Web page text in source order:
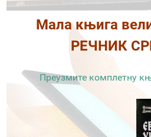
Мала књига
РЕЧНИК
Преузмите комплетну